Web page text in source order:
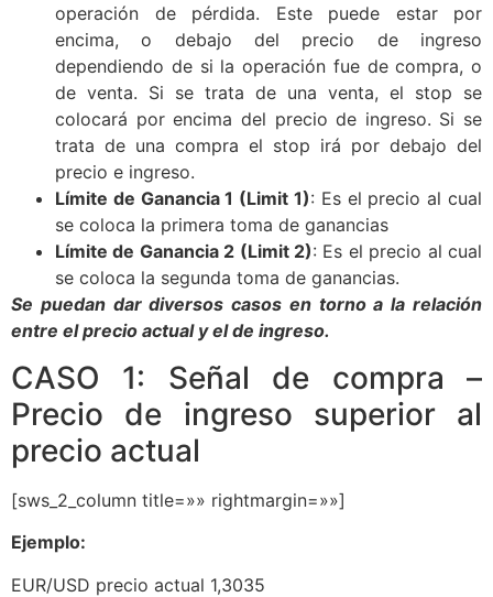
operación de pérdida. Este puede estar por
encima, o debajo del precio de ingreso
dependiendo de si la operación fue de compra, o
de venta. Si se trata de una venta, el stop se
colocará por encima del precio de ingreso. Si se
trata de una compra el stop irá por debajo del
precio e ingreso.
Límite de Ganancia 1 (Limit 1): Es el precio al cual
se coloca la primera toma de ganancias
Límite de Ganancia 2 (Limit 2): Es el precio al cual
se coloca la segunda toma de ganancias.
Se puedan dar diversos casos en torno a la relación
entre el precio actual y el de ingreso.
CASO 1: Señal de compra –
Precio de ingreso superior al
precio actual
[sws_2_column title=»» rightmargin=»»]
Ejemplo:
EUR/USD precio actual 1,3035